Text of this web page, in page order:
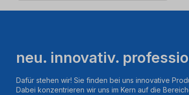
neu. innovativ.
Dafür stehen wir! Sie finden bei uns innovative
Dabei konzentrieren wir uns im Kern auf die